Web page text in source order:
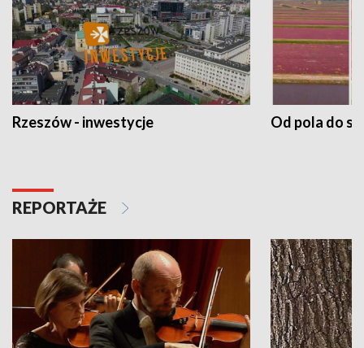
Rzeszów - inwestycje Od pola do
REPORTAŻE